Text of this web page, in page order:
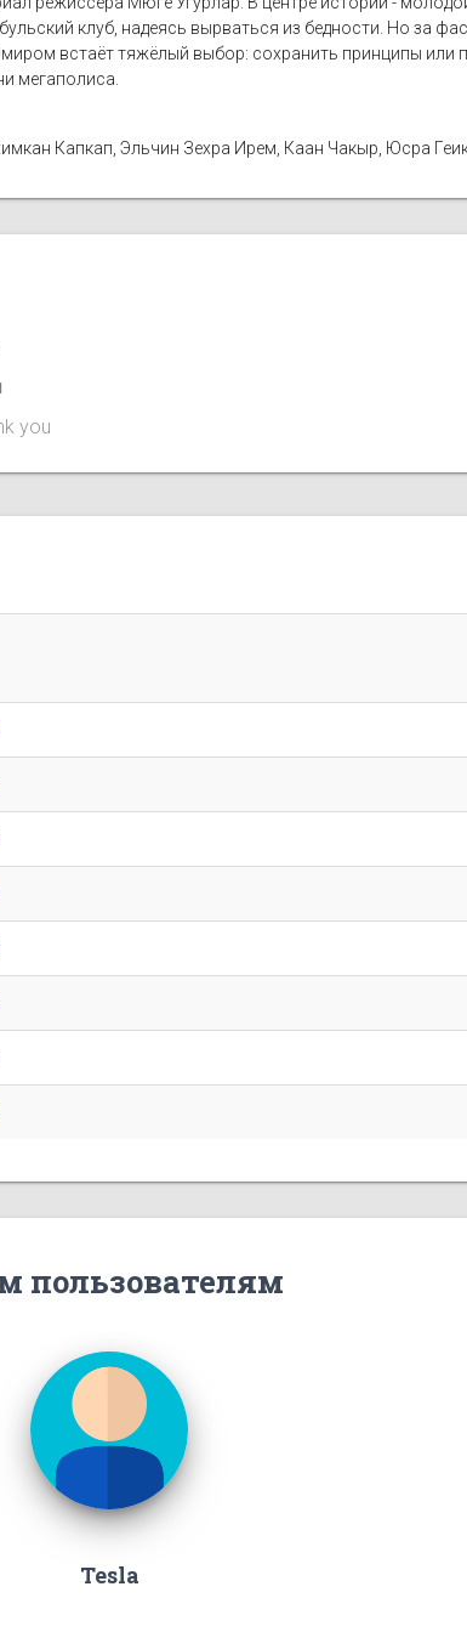
клуб, надеясь вырваться из бедности. Но за
встаёт тяжёлый выбор: сохранить принципы или
мегаполиса.
Капкап, Эльчин Зехра Ирем, Каан Чакыр, Юсра
you
пользователям
Tesla